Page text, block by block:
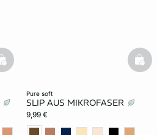
basketfull
pure soft
SLIP AUS MIKROFASER
9,99 €